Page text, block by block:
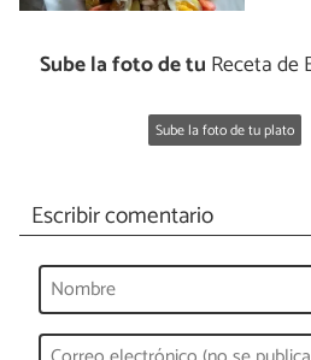
Sube la foto de tu Receta de
Sube la foto de tu plato
Escribir comentario